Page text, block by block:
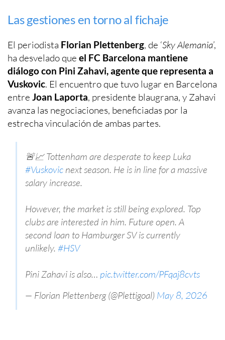
Las gestiones en torno al fichaje
El periodista Florian Plettenberg, de ‘Sky Alemania’,
ha desvelado que el FC Barcelona mantiene
diálogo con Pini Zahavi, agente que representa a
Vuskovic. El encuentro que tuvo lugar en Barcelona
entre Joan Laporta, presidente blaugrana, y Zahavi
avanza las negociaciones, beneficiadas por la
estrecha vinculación de ambas partes.
🚨📈 Tottenham are desperate to keep Luka
#Vuskovic next season. He is in line for a massive
salary increase.
However, the market is still being explored. Top
clubs are interested in him. Future open. A
second loan to Hamburger SV is currently
unlikely. #HSV
Pini Zahavi is also… pic.twitter.com/PFqaj8cvts
— Florian Plettenberg (@Plettigoal) May 8, 2026